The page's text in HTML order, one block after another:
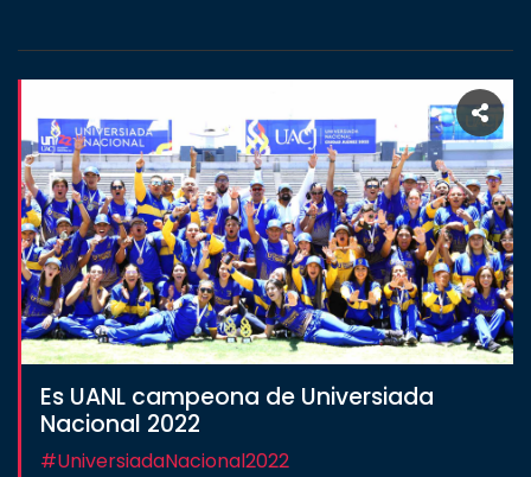
SECCIONES
ACADEMIA
CAMPUSUANL
COMUNIDADUANL
CULTURA
DEPORTES
Es UANL campeona de Universiada
Nacional 2022
#UniversiadaNacional2022